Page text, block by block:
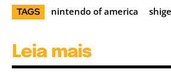
TAGS nintendo of america
Leia mais